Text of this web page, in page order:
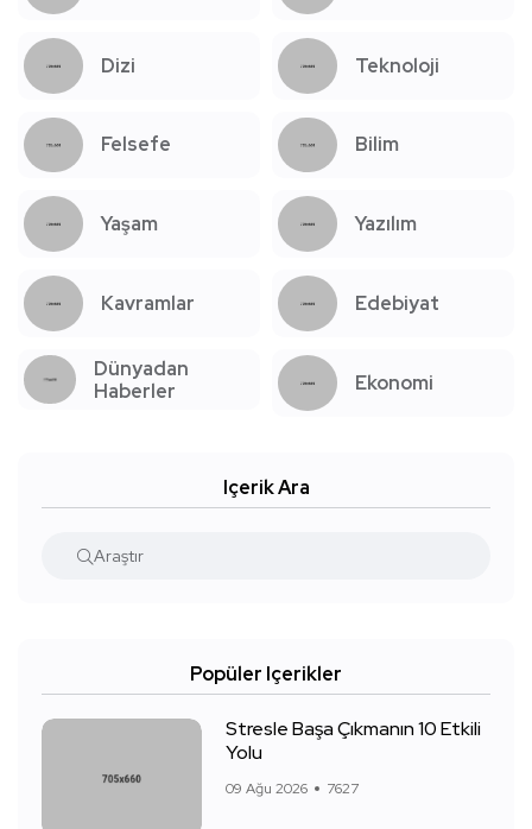
Dizi Teknoloji
Felsefe Bilim
Yaşam Yazılım
Kavramlar Edebiyat
Dünyadan
Haberler
Ekonomi
Içerik Ara
Popüler Içerikler
Stresle Başa Çıkmanın 10 Etkili
Yolu
09 Ağu 2026 7627